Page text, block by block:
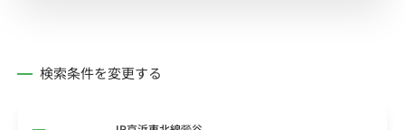
検索条件を変更する